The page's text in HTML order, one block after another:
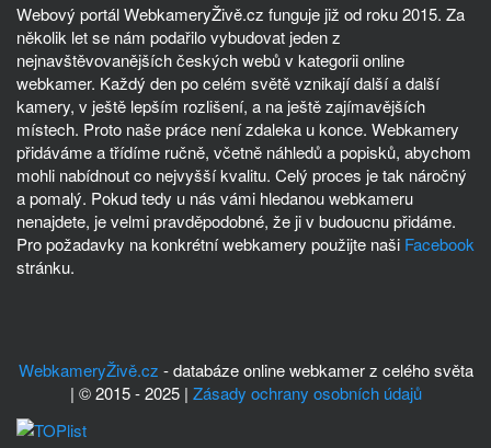
Webový portál WebkameryŽivě.cz funguje již od roku 2015. Za
několik let se nám podařilo vybudovat jeden z
nejnavštěvovanějších českých webů v kategorii online
webkamer. Každý den po celém světě vznikají další a další
kamery, v ještě lepším rozlišení, a na ještě zajímavějších
místech. Proto naše práce není zdaleka u konce. Webkamery
přidáváme a třídíme ručně, včetně náhledů a popisků, abychom
mohli nabídnout co nejvyšší kvalitu. Celý proces je tak náročný
a pomalý. Pokud tedy u nás vámi hledanou webkameru
nenajdete, je velmi pravděpodobné, že ji v budoucnu přidáme.
Pro požadavky na konkrétní webkamery použijte naši Facebook
stránku.
WebkameryŽivě.cz - databáze online webkamer z celého světa
| © 2015 - 2025 | Zásady ochrany osobních údajů